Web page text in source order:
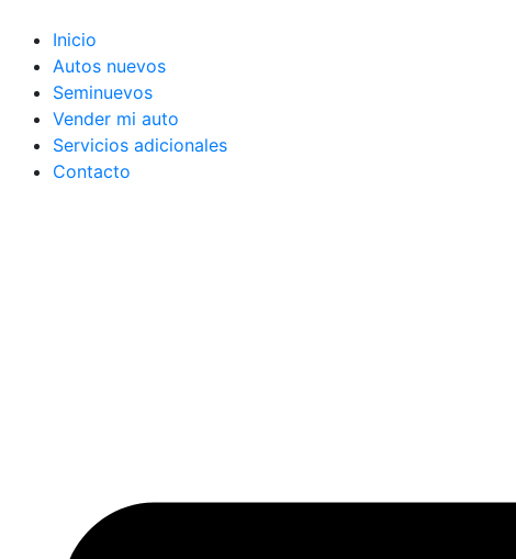
contenido
Inicio
Autos nuevos
Seminuevos
Vender mi auto
Servicios adicionales
Contacto